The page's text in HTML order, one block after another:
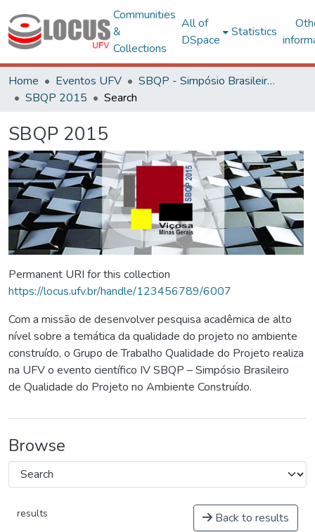
Communities
&
Collections
All of
DSpace
Statistics
Home Eventos UFV
SBQP - Simpósio Brasileiro de Qualidade do Projeto no Ambiente Construído
SBQP 2015
Search
SBQP 2015
Permanent URI for this collection
https://locus.ufv.br/handle/123456789/6007
Com a missão de desenvolver pesquisa acadêmica de alto
nível sobre a temática da qualidade do projeto no ambiente
construído, o Grupo de Trabalho Qualidade do Projeto realiza
na UFV o evento científico IV SBQP – Simpósio Brasileiro
de Qualidade do Projeto no Ambiente Construído.
Browse
results Back to results